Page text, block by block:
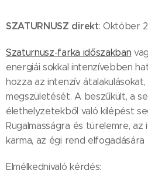
SZATURNUSZ direkt: Október
Szaturnusz-farka időszakban
energiái sokkal intenzívebben
hozza az intenzív
megszületését. A beszűkült, a
élethelyzetekből való kilépést
Rugalmasságra és türelemre,
karma, az égi rend elfogadására
Elmélkednivaló kérdés: